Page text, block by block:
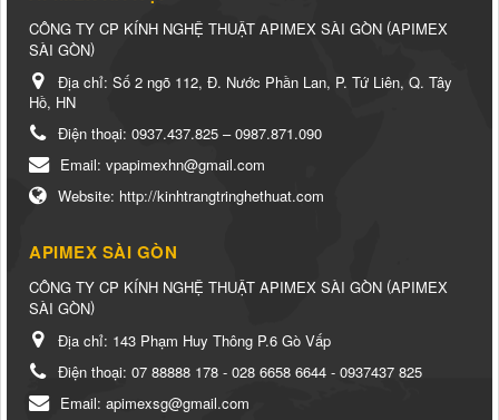
CÔNG TY CP KÍNH NGHỆ THUẬT APIMEX SÀI GÒN (APIMEX
SÀI GÒN)
Địa chỉ: Số 2 ngõ 112, Đ. Nước Phần Lan, P. Tứ Liên, Q. Tây
Hồ, HN
Điện thoại: 0937.437.825 – 0987.871.090
Email: vpapimexhn@gmail.com
Website: http://kinhtrangtringhethuat.com
APIMEX SÀI GÒN
CÔNG TY CP KÍNH NGHỆ THUẬT APIMEX SÀI GÒN (APIMEX
SÀI GÒN)
Địa chỉ: 143 Phạm Huy Thông P.6 Gò Vấp
Điện thoại: 07 88888 178 - 028 6658 6644 - 0937437 825
Email: apimexsg@gmail.com